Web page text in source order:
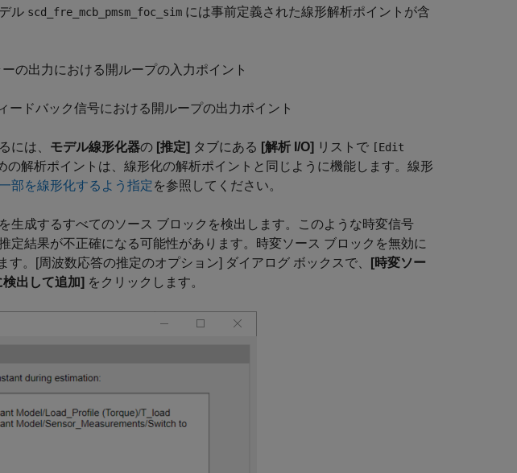
ル scd_fre_mcb_pmsm_foc_sim には事前定義された線形解析ポイントが含
の出力における開ループの入力ポイント
ードバック信号における開ループの出力ポイント
には、 モデル線形化器の [推定] タブにある [解析 I/O] リストで [Edit
の解析ポイントは、線形化の解析ポイントと同じように機能します。線形
部を線形化するよう指定 を参照してください。
生成するすべてのソース ブロックを検出します。このような時変信号
定結果が不正確になる可能性があります。時変ソース ブロックを無効に
す。[周波数応答の推定のオプション] ダイアログ ボックスで、
[時変ソー
出して追加] をクリックします。